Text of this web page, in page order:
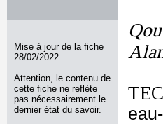
Mise à jour de la fiche
28/02/2022
Attention, le contenu de
cette fiche ne reflète
pas nécessairement le
dernier état du savoir.